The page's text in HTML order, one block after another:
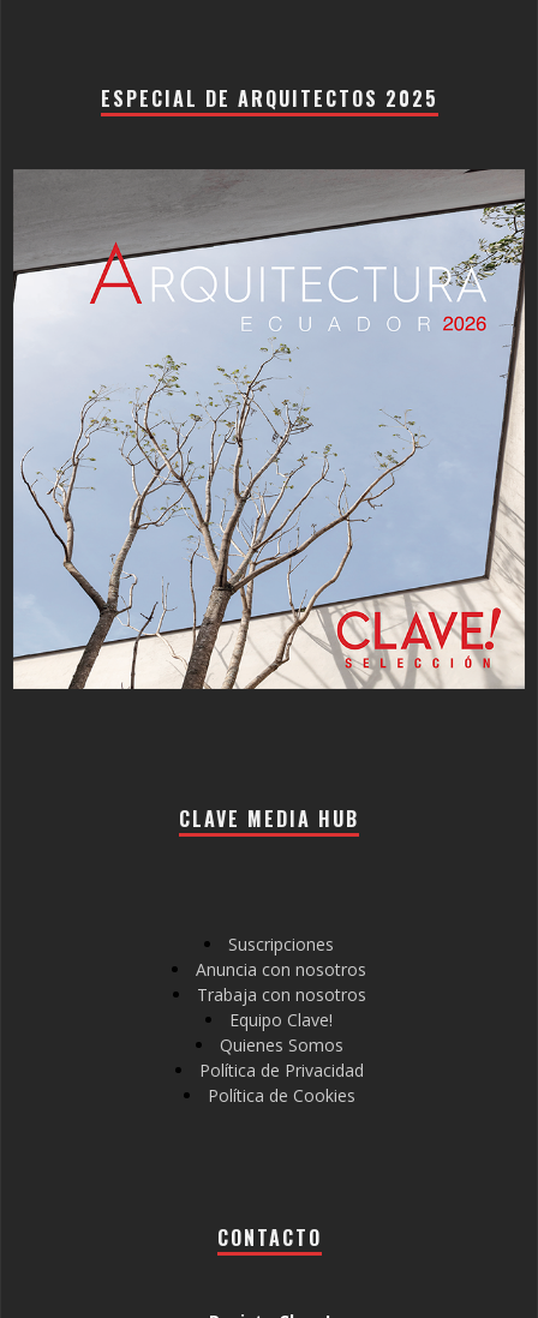
ESPECIAL DE ARQUITECTOS 2025
CLAVE MEDIA HUB
Suscripciones
Anuncia con nosotros
Trabaja con nosotros
Equipo Clave!
Quienes Somos
Política de Privacidad
Política de Cookies
CONTACTO